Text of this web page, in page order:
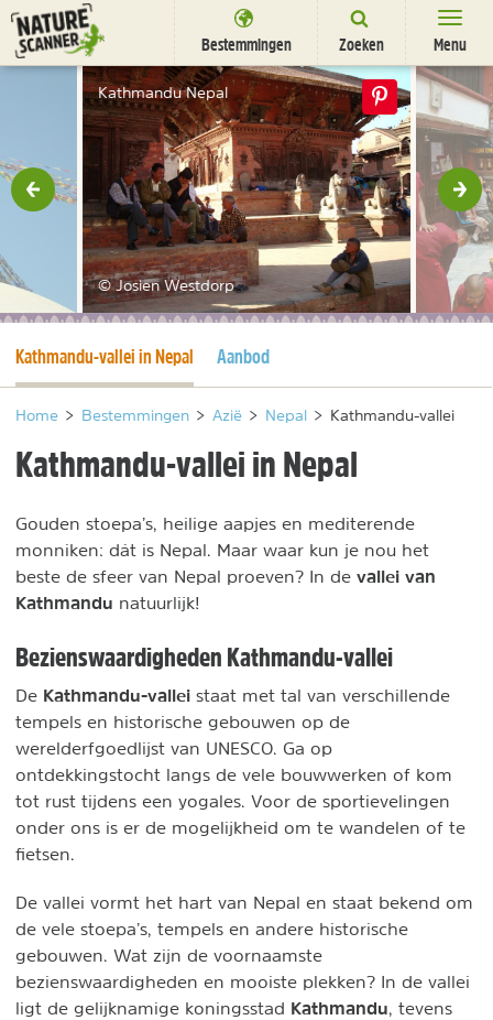
Ga
naar
content
Bestemmingen Zoeken Menu
Bestemmingen
Overnachten
Activiteiten
Natuurparken
Dieren
Nieuwsbrief Uitgelicht
Kathmandu Nepal
© Josien Westdorp
Huidige pagina
Kathmandu-vallei in Nepal Aanbod
Home > Bestemmingen > Azië > Nepal > Kathmandu-vallei
Kathmandu-vallei in Nepal
Gouden stoepa’s, heilige aapjes en mediterende
monniken: dát is Nepal. Maar waar kun je nou het
beste de sfeer van Nepal proeven? In de vallei van
Kathmandu natuurlijk!
Bezienswaardigheden Kathmandu-vallei
De Kathmandu-vallei staat met tal van verschillende
tempels en historische gebouwen op de
werelderfgoedlijst van UNESCO. Ga op
ontdekkingstocht langs de vele bouwwerken of kom
tot rust tijdens een yogales. Voor de sportievelingen
onder ons is er de mogelijkheid om te wandelen of te
fietsen.
De vallei vormt het hart van Nepal en staat bekend om
de vele stoepa’s, tempels en andere historische
gebouwen. Wat zijn de voornaamste
bezienswaardigheden en mooiste plekken? In de vallei
ligt de gelijknamige koningsstad Kathmandu , tevens